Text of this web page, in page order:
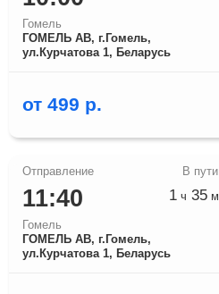
Гомель
ГОМЕЛЬ АВ, г.Гомель,
ул.Курчатова 1, Беларусь
от 499 р.
11:40
Гомель
ГОМЕЛЬ АВ, г.Гомель,
ул.Курчатова 1, Беларусь
1 ч 35